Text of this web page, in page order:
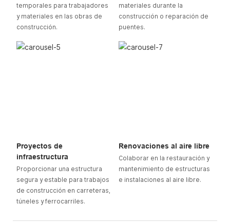
temporales para trabajadores
y materiales en las obras de
construcción.
materiales durante la
construcción o reparación de
puentes.
Proyectos de
infraestructura
Proporcionar una estructura
segura y estable para trabajos
de construcción en carreteras,
túneles y ferrocarriles.
Renovaciones al aire libre
Colaborar en la restauración y
mantenimiento de estructuras
e instalaciones al aire libre.